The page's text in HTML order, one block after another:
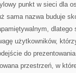
punkt w sieci dla
sama nazwa buduje
dlatego
użytkowników,
do
przestrzeń, w